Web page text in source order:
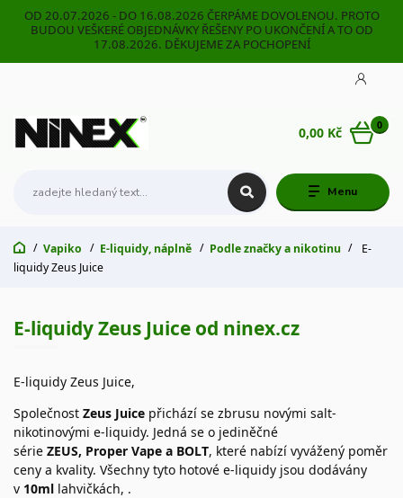
OD 20.07.2026 - DO 16.08.2026 ČERPÁME DOVOLENOU. PROTO
BUDOU VEŠKERÉ OBJEDNÁVKY ŘEŠENY PO UKONČENÍ A TO OD
17.08.2026. DĚKUJEME ZA POCHOPENÍ
Menu
0
0,00 Kč
Vapiko E-liquidy, náplně Podle značky a nikotinu
E-
liquidy Zeus Juice
E-liquidy Zeus Juice od ninex.cz
E-liquidy Zeus Juice,
Společnost Zeus Juice přichází se zbrusu novými salt-
nikotinovými e-liquidy. Jedná se o jediněčné
série ZEUS, Proper Vape a BOLT, které nabízí vyvážený poměr
ceny a kvality. Všechny tyto hotové e-liquidy jsou dodávány
v 10ml lahvičkách, .